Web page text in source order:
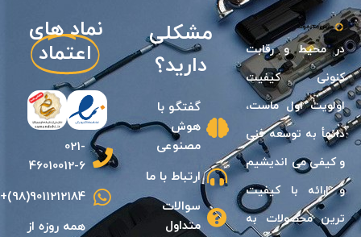
در محيط و رقابت
كنونى كيفيت
اولويت اول ماست،
دائمأ به توسعه فنى
و كيفی مى انديشیم
و ارائه با كيفيت
ترين محصولات به
مشکلی
نیازی
دارید؟
گفتگو با
هوش
مصنوعی
ارتباط با ما
سوالات
متداول
نماد های
اعتماد
021-
46010012-6
9011212184(98)+
همه روزه از